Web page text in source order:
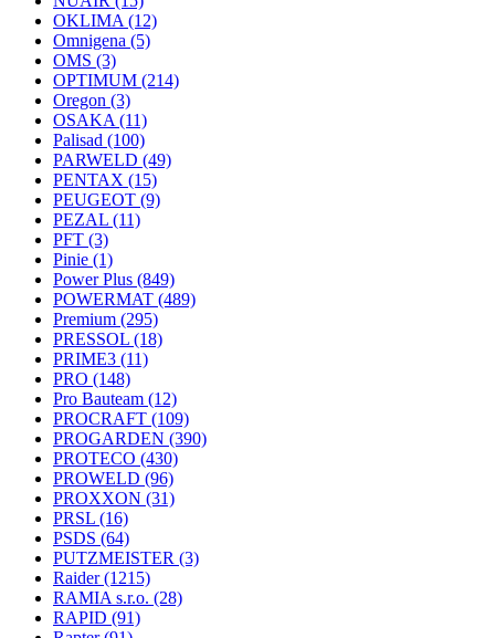
OKLIMA (12)
Omnigena (5)
OMS (3)
OPTIMUM (214)
Oregon (3)
OSAKA (11)
Palisad (100)
PARWELD (49)
PENTAX (15)
PEUGEOT (9)
PEZAL (11)
PFT (3)
Pinie (1)
Power Plus (849)
POWERMAT (489)
Premium (295)
PRESSOL (18)
PRIME3 (11)
PRO (148)
Pro Bauteam (12)
PROCRAFT (109)
PROGARDEN (390)
PROTECO (430)
PROWELD (96)
PROXXON (31)
PRSL (16)
PSDS (64)
PUTZMEISTER (3)
Raider(1215)
RAMIA s.r.o. (28)
RAPID (91)